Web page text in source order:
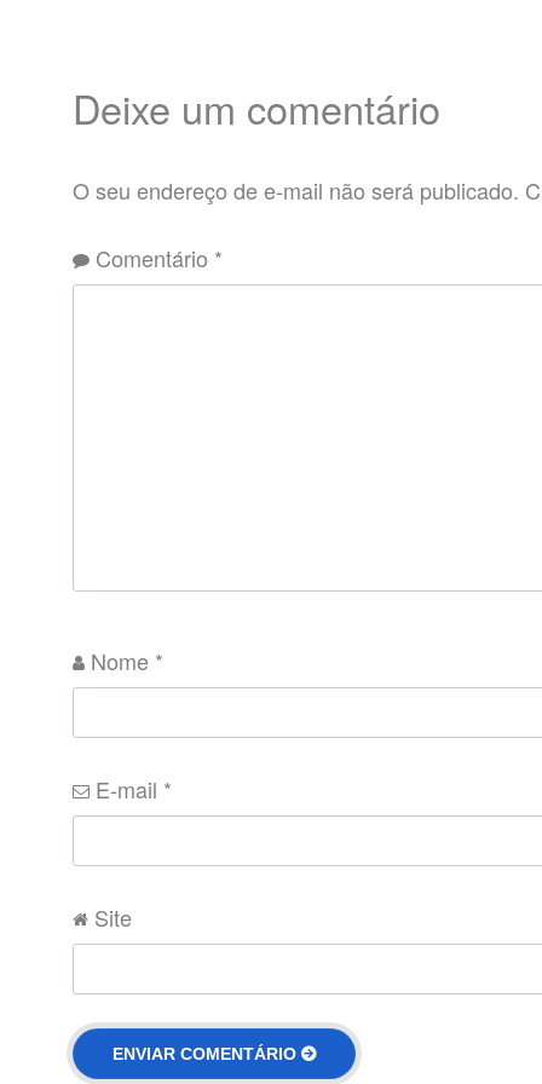
Deixe um comentário
O seu endereço de e-mail não será publicado.
Comentário *
Nome *
E-mail *
Site